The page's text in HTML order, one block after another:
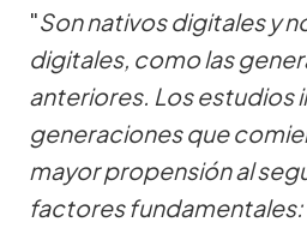
"Son nativos digitales y
digitales, como las
anteriores. Los estudios
generaciones que
mayor propensión al
factores fundamentales: